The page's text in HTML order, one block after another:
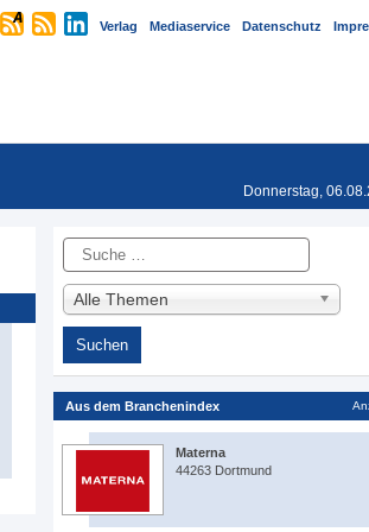
Verlag Mediaservice Datenschutz
Donnerstag,
Suche
Alle Themen
Aus dem Branchenindex
Materna
44263 Dortmund